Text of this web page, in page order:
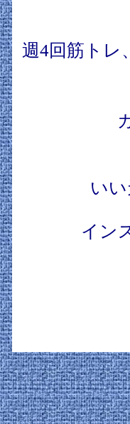
週4回筋トレ
い
イン